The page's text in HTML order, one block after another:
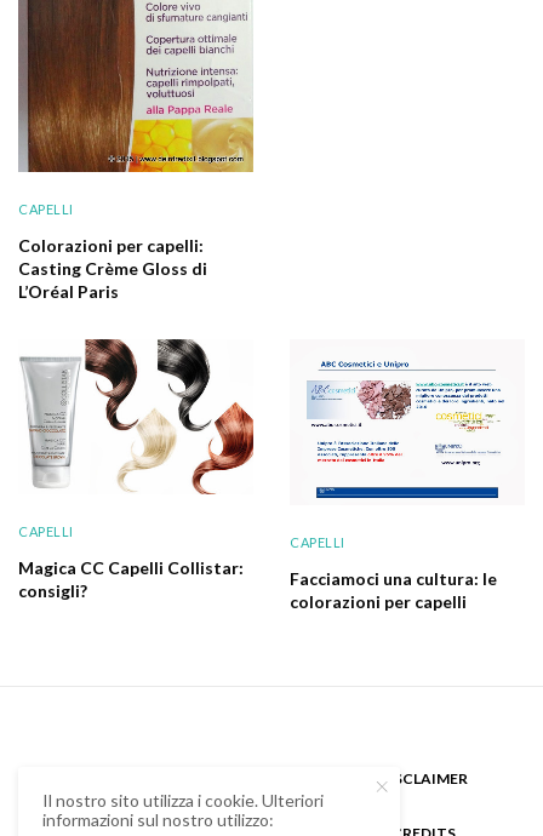
CAPELLI
Colorazioni per capelli:
Casting Crème Gloss di
L’Oréal Paris
CAPELLI
Magica CC Capelli Collistar:
consigli?
CAPELLI
Facciamoci una cultura: le
colorazioni per capelli
DISCLAIMER
Il nostro sito utilizza i cookie. Ulteriori
informazioni sul nostro utilizzo: